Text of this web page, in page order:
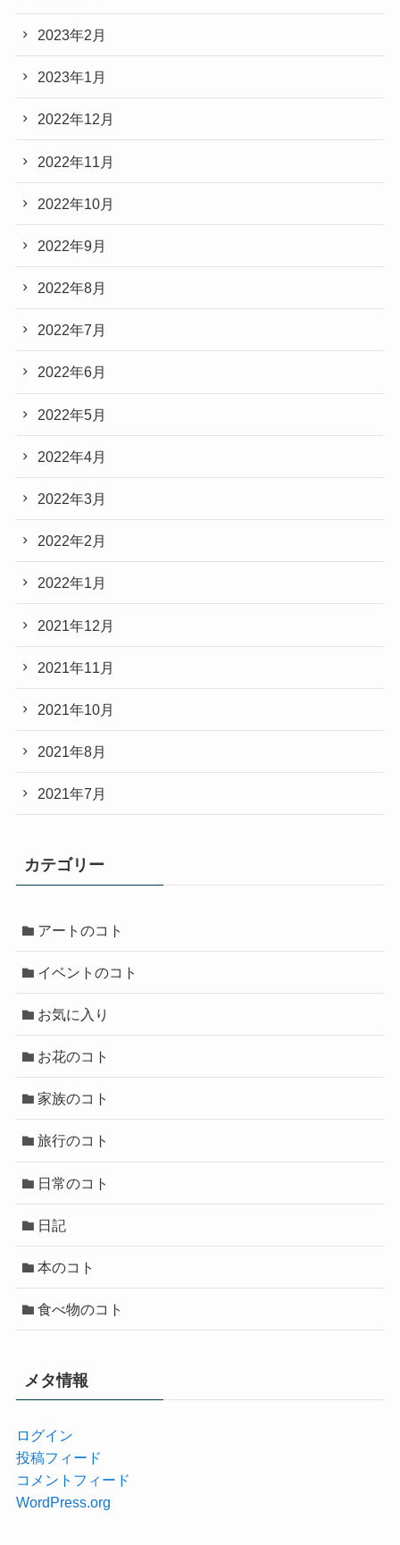
2023年2月
2023年1月
2022年12月
2022年11月
2022年10月
2022年9月
2022年8月
2022年7月
2022年6月
2022年5月
2022年4月
2022年3月
2022年2月
2022年1月
2021年12月
2021年11月
2021年10月
2021年8月
2021年7月
カテゴリー
アートのコト
イベントのコト
お気に入り
お花のコト
家族のコト
旅行のコト
日常のコト
日記
本のコト
食べ物のコト
メタ情報
ログイン
投稿フィード
コメントフィード
WordPress.org